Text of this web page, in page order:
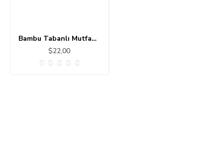
Bambu Tabanlı Mutfak - Banyo Halısı 11111-6
$22,00